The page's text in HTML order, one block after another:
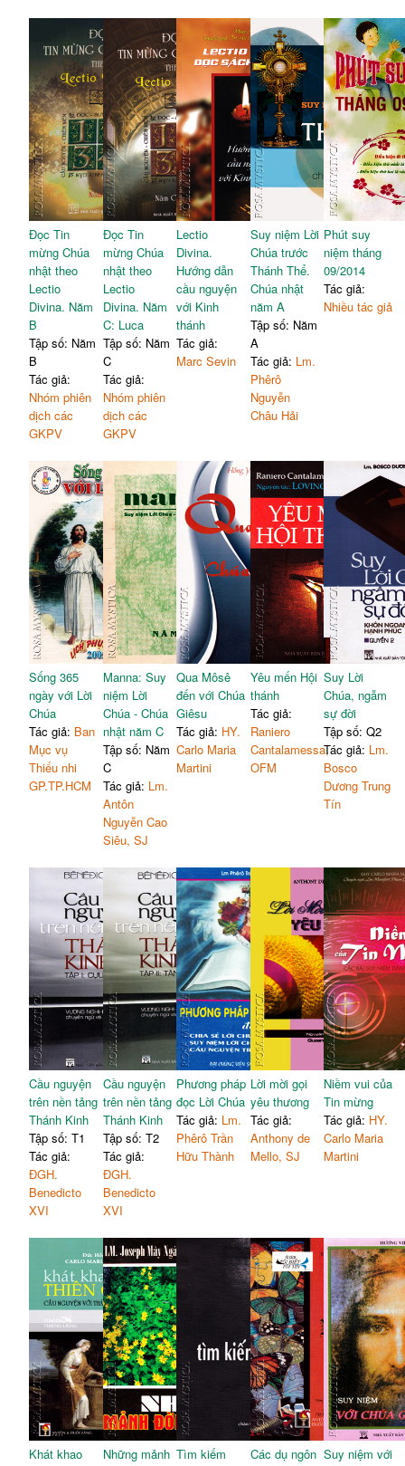
Đọc Tin
mừng Chúa
nhật theo
Lectio
Divina. Năm
B
Tập số: Năm
B
Tác giả:
Nhóm phiên
dịch các
GKPV
Đọc Tin
mừng Chúa
nhật theo
Lectio
Divina. Năm
C: Luca
Tập số: Năm
C
Tác giả:
Nhóm phiên
dịch các
GKPV
Lectio
Divina.
Hướng dẫn
cầu nguyện
với Kinh
thánh
Tác giả:
Marc Sevin
Suy niệm Lời
Chúa trước
Thánh Thể.
Chúa nhật
năm A
Tập số: Năm
A
Tác giả: Lm.
Phêrô
Nguyễn
Châu Hải
Phút suy
niệm tháng
09/2014
Tác giả:
Nhiều tác giả
Sống 365
ngày với Lời
Chúa
Tác giả: Ban
Mục vụ
Thiếu nhi
GP.TP.HCM
Manna: Suy
niệm Lời
Chúa - Chúa
nhật năm C
Tập số: Năm
C
Tác giả: Lm.
Antôn
Nguyễn Cao
Siêu, SJ
Qua Môsê
đến với Chúa
Giêsu
Tác giả: HY.
Carlo Maria
Martini
Yêu mến Hội
thánh
Tác giả:
Raniero
Cantalamessa,
OFM
Suy Lời
Chúa, ngẫm
sự đời
Tập số: Q2
Tác giả: Lm.
Bosco
Dương Trung
Tín
Cầu nguyện
trên nền tảng
Thánh Kinh
Tập số: T1
Tác giả:
ĐGH.
Benedicto
XVI
Cầu nguyện
trên nền tảng
Thánh Kinh
Tập số: T2
Tác giả:
ĐGH.
Benedicto
XVI
Phương pháp
đọc Lời Chúa
Tác giả: Lm.
Phêrô Trần
Hữu Thành
Lời mời gọi
yêu thương
Tác giả:
Anthony de
Mello, SJ
Niềm vui của
Tin mừng
Tác giả: HY.
Carlo Maria
Martini
Khát khao
Những mảnh Tìm kiếm
Các dụ ngôn Suy niệm với